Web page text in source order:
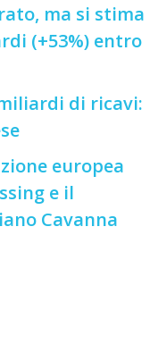
ma si stima
(+53%) entro
di ricavi:
europea
e il
Cavanna